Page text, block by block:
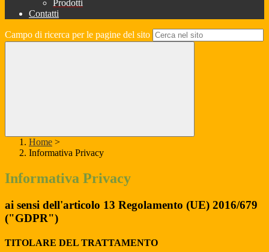
Prodotti
Contatti
Campo di ricerca per le pagine del sito
Home >
Informativa Privacy
Informativa Privacy
ai sensi dell'articolo 13 Regolamento (UE) 2016/679
("GDPR")
TITOLARE DEL TRATTAMENTO